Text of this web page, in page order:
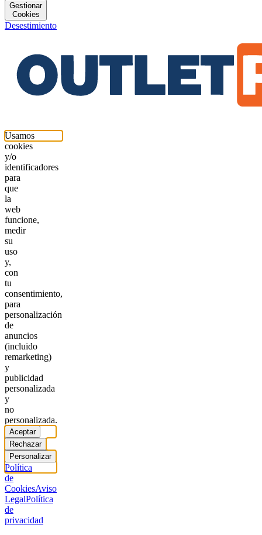
Gestionar
Cookies
Desestimiento
Usamos
cookies
y/o
identificadores
para
que
la
web
funcione,
medir
su
uso
y,
con
tu
consentimiento,
para
personalización
de
anuncios
(incluido
remarketing)
y
publicidad
personalizada
y
no
personalizada.
Aceptar
Rechazar
Personalizar
Política
de
CookiesAviso
LegalPolítica
de
privacidad